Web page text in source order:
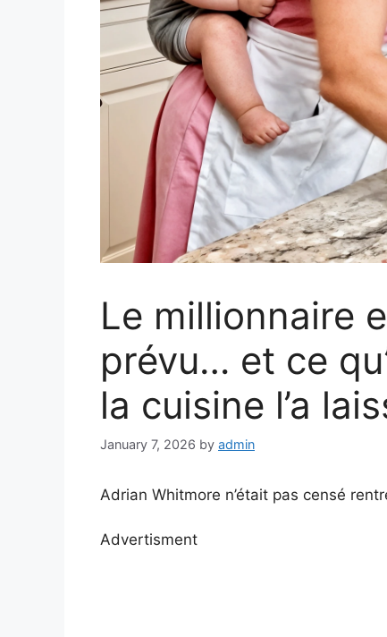
Le millionnaire
prévu… et ce
la cuisine l’a
January 7, 2026 by admin
Adrian Whitmore n’était pas censé
Advertisment